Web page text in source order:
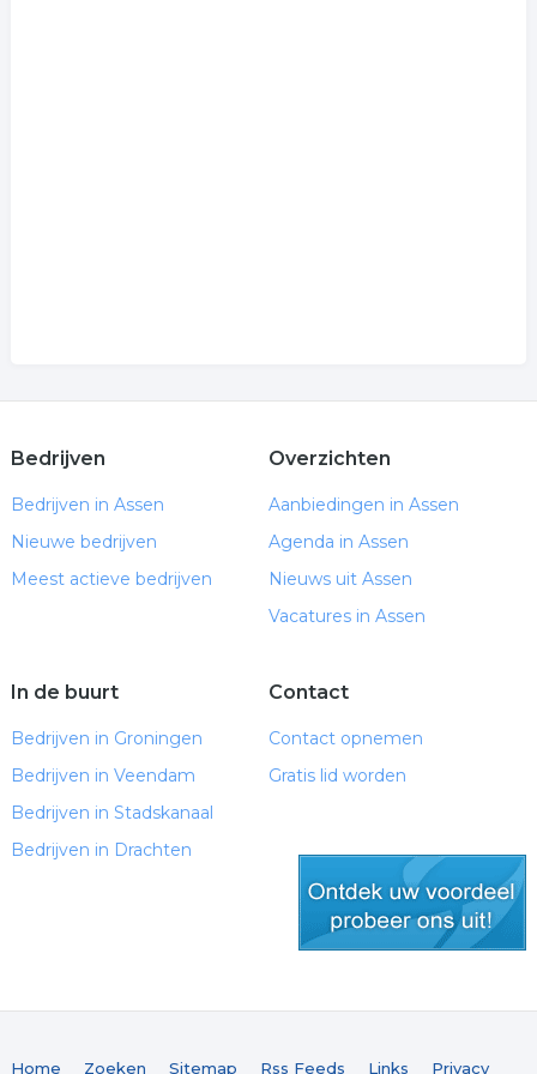
Bedrijven
Bedrijven in Assen
Nieuwe bedrijven
Meest actieve bedrijven
Overzichten
Aanbiedingen in Assen
Agenda in Assen
Nieuws uit Assen
Vacatures in Assen
In de buurt
Bedrijven in Groningen
Bedrijven in Veendam
Bedrijven in Stadskanaal
Bedrijven in Drachten
Contact
Contact opnemen
Gratis lid worden
Home Zoeken Sitemap Rss Feeds Links Privacy